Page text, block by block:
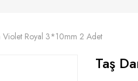
Violet Royal 3*10mm 2 Adet
Taş